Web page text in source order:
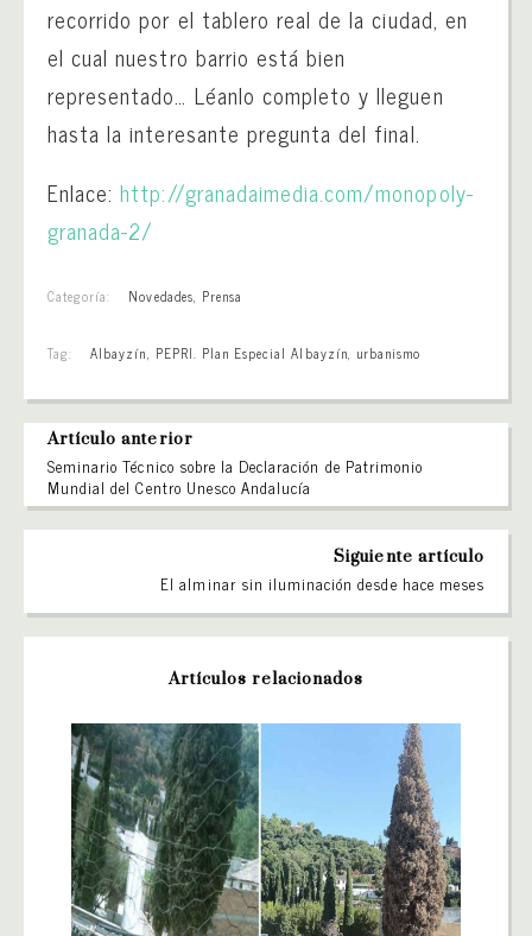
recorrido por el tablero real de la ciudad, en
el cual nuestro barrio está bien
representado… Léanlo completo y lleguen
hasta la interesante pregunta del final.
Enlace:http://granadaimedia.com/monopoly-
granada-2/
Categoría: Novedades, Prensa
Tag: Albayzín, PEPRI. Plan Especial Albayzín, urbanismo
Artículo anterior
Seminario Técnico sobre la Declaración de Patrimonio
Mundial del Centro Unesco Andalucía
Siguiente artículo
El alminar sin iluminación desde hace meses
Artículos relacionados